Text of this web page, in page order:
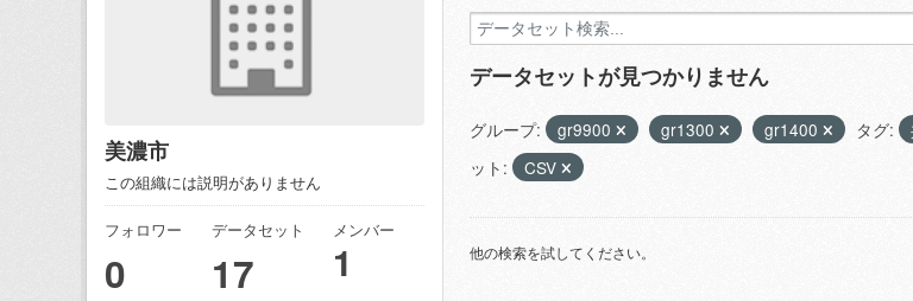
美濃市
この組織には説明がありません
フォロワー
0
データセット
17
メンバー
1
データセットが見つかりません
グループ: gr9900 gr1300 gr1400 タグ:
ット:
CSV
他の検索を試してください。